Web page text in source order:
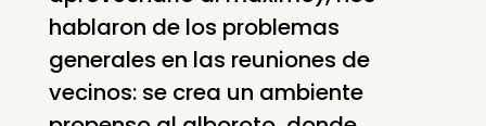
hablaron de los problemas
generales en las reuniones de
vecinos: se crea un ambiente